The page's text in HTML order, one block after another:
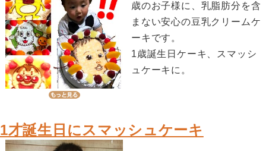
歳のお子様に、乳脂肪分を含
まない安心の豆乳クリームケ
ーキです。
1歳誕生日ケーキ、スマッシ
ュケーキに。
1才誕生日にスマッシュケーキ